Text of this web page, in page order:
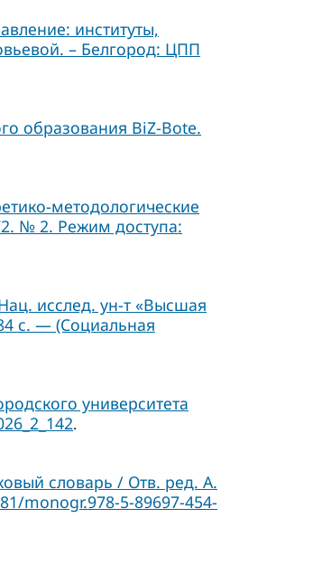
институты,
– Белгород: ЦПП
образования BiZ-Bote.
методологические
№ 2. Режим доступа:
исслед. ун-т «Высшая
с. — (Социальная
университета
.
словарь / Отв. ред. А.
monogr.978-5-89697-454-